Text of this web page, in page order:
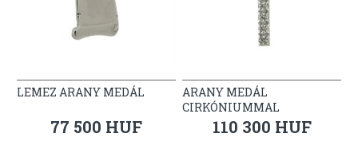
LEMEZ ARANY MEDÁL
77 500 HUF
ARANY MEDÁL
CIRKÓNIUMMAL
110 300 HUF